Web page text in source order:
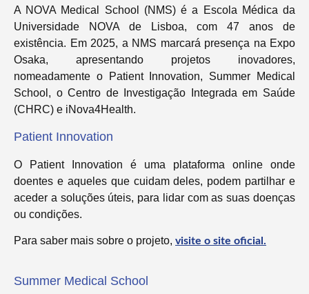
A NOVA Medical School (NMS) é a Escola Médica da
Universidade NOVA de Lisboa, com 47 anos de
existência. Em 2025, a NMS marcará presença na Expo
Osaka, apresentando projetos inovadores,
nomeadamente o Patient Innovation, Summer Medical
School, o Centro de Investigação Integrada em Saúde
(CHRC) e iNova4Health.
Patient Innovation
O Patient Innovation é uma plataforma online onde
doentes e aqueles que cuidam deles, podem partilhar e
aceder a soluções úteis, para lidar com as suas doenças
ou condições.
Para saber mais sobre o projeto, visite o site oficial.
Summer Medical School